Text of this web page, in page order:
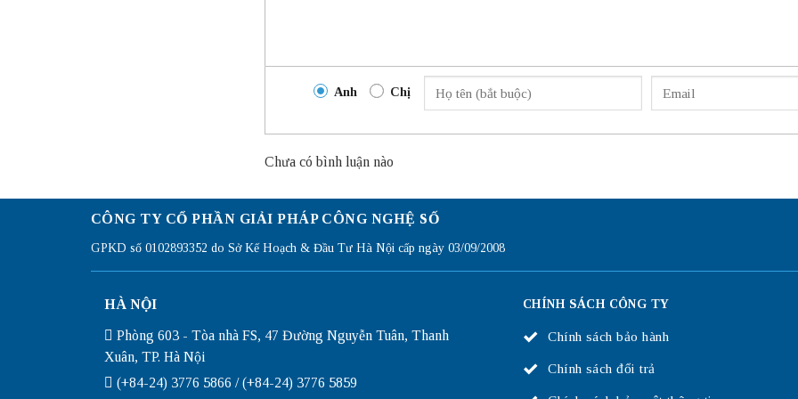
Anh Chị
Chưa có bình luận nào
CÔNG TY CỔ PHẦN GIẢI PHÁP CÔNG NGHỆ SỐ
GPKD số 0102893352 do Sở Kế Hoạch & Đầu Tư Hà Nội cấp ngày 03/09/2008
HÀ NỘI
Phòng 603 - Tòa nhà FS, 47 Đường Nguyễn Tuân, Thanh
Xuân, TP. Hà Nội
(+84-24) 3776 5866 / (+84-24) 3776 5859
CHÍNH SÁCH CÔNG TY
Chính sách bảo hành
Chính sách đổi trả